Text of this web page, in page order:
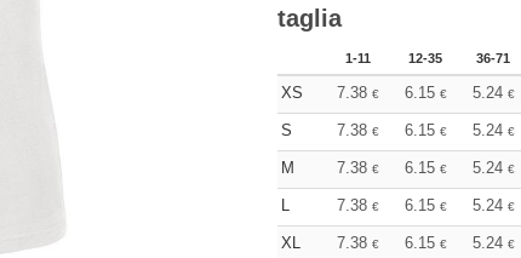
taglia
1-11 12-35 36-71
XS 7.38 € 6.15 € 5.24 €
S 7.38 € 6.15 € 5.24 €
M 7.38 € 6.15 € 5.24 €
L 7.38 € 6.15 € 5.24 €
XL 7.38 € 6.15 € 5.24 €